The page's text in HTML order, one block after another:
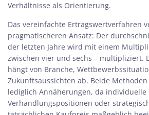
Verhältnisse als Orientierung.
Das vereinfachte Ertragswertverfahren
pragmatischeren Ansatz: Der
der letzten Jahre wird mit einem
zwischen vier und sechs – multipliziert.
hängt von Branche,
Zukunftsaussichten ab. Beide
lediglich Annäherungen, da individuelle
Verhandlungspositionen oder